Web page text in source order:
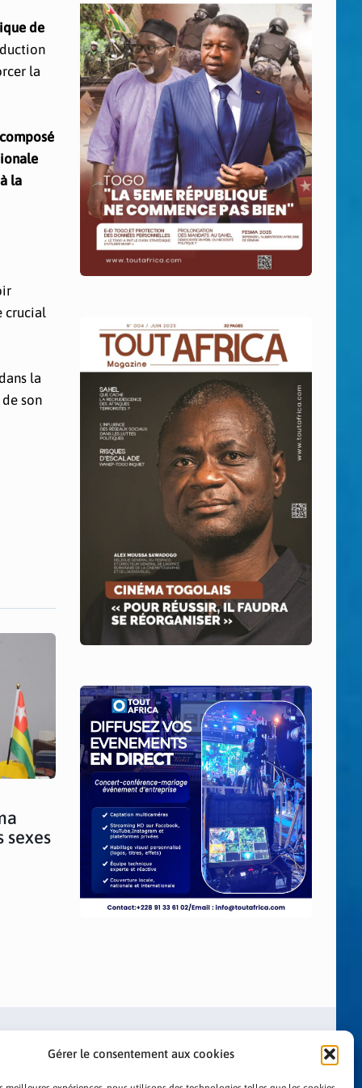
Gérer le consentement aux cookies
de
la
la
crucial
la
son
sexes